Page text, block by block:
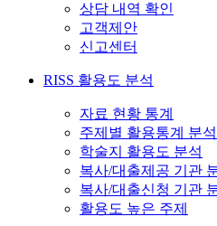
상담 내역 확인
고객제안
신고센터
RISS 활용도 분석
자료 현황 통계
주제별 활용통계 분석
학술지 활용도 분석
복사/대출제공 기관
복사/대출신청 기관
활용도 높은 주제